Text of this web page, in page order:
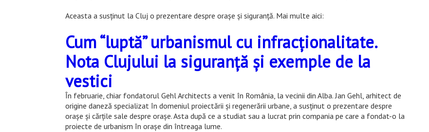
Aceasta a susţinut la Cluj o prezentare despre oraşe şi siguranţă. Mai multe aici:
Cum “luptă” urbanismul cu infracţionalitate.
Nota Clujului la siguranţă şi exemple de la
vestici
În februarie, chiar fondatorul Gehl Architects a venit în România, la vecinii din Alba. Jan Gehl, arhitect de
origine daneză specializat în domeniul proiectării și regenerării urbane, a susţinut o prezentare despre
orașe și cărțile sale despre orașe. Asta după ce a studiat sau a lucrat prin compania pe care a fondat-o la
proiecte de urbanism în orașe din întreaga lume.